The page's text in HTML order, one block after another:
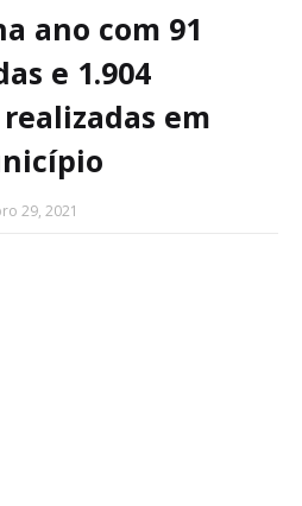
ano com 91
e 1.904
em
29, 2021